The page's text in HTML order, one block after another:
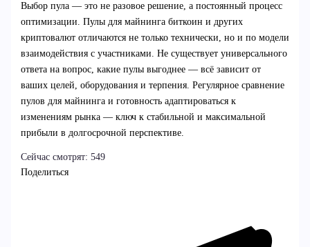
Выбор пула — это не разовое решение, а постоянный процесс
оптимизации. Пулы для майнинга биткоин и других
криптовалют отличаются не только технически, но и по модели
взаимодействия с участниками. Не существует универсального
ответа на вопрос, какие пулы выгоднее — всё зависит от
ваших целей, оборудования и терпения. Регулярное сравнение
пулов для майнинга и готовность адаптироваться к
изменениям рынка — ключ к стабильной и максимальной
прибыли в долгосрочной перспективе.
Сейчас смотрят: 549
Поделиться